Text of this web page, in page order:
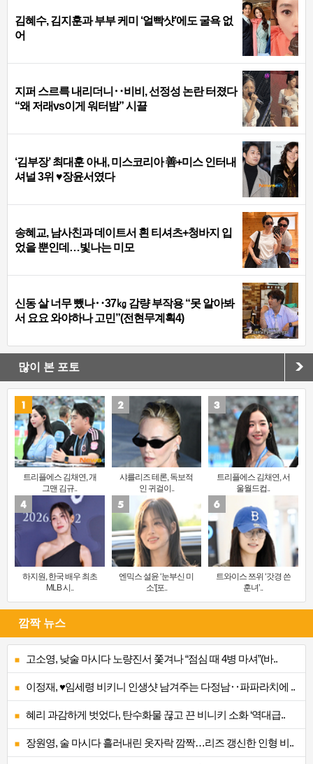
김혜수, 김지훈과 부부 케미 ‘얼빡샷’에도 굴욕 없
어
지퍼 스르륵 내리더니‥비비, 선정성 논란 터졌다
“왜 저래vs이게 워터밤” 시끌
‘김부장’ 최대훈 아내, 미스코리아 善+미스 인터내
셔널 3위 ♥장윤서였다
송혜교, 남사친과 데이트서 흰 티셔츠+청바지 입
었을 뿐인데…빛나는 미모
신동 살 너무 뺐나‥37㎏ 감량 부작용 “못 알아봐
서 요요 와야하나 고민”(전현무계획4)
많이 본 포토
트리플에스 김채연, 개
그맨 김규..
샤를리즈 테론, 독보적
인 귀걸이..
트리플에스 김채연, 서
울월드컵..
하지원, 한국 배우 최초
MLB 시..
엔믹스 설윤 ‘눈부신 미
소’[포..
트와이스 쯔위 ‘갓경 쓴
훈녀’..
깜짝 뉴스
고소영, 낮술 마시다 노량진서 쫓겨나 “점심 때 4병 마셔”(바..
이정재, ♥임세령 비키니 인생샷 남겨주는 다정남‥파파라치에 ..
혜리 과감하게 벗었다, 탄수화물 끊고 끈 비니키 소화 ‘역대급..
장원영, 술 마시다 흘러내린 옷자락 깜짝…리즈 갱신한 인형 비..